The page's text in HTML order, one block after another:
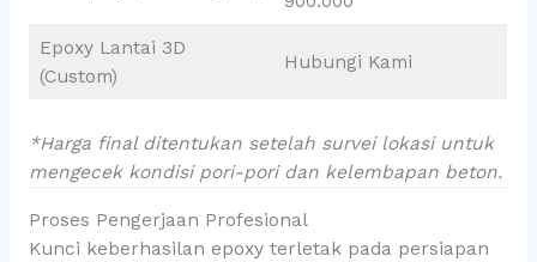
Epoxy Lantai 3D
(Custom)
Hubungi Kami
*Harga final ditentukan setelah survei lokasi untuk
mengecek kondisi pori-pori dan kelembapan beton.
Proses Pengerjaan Profesional
Kunci keberhasilan epoxy terletak pada persiapan